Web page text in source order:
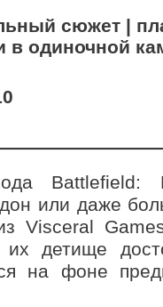
сюжет |
в одиночной
Battlefield:
или даже
Visceral
их детище
на фоне